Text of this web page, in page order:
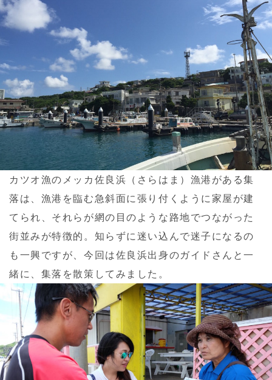
カツオ漁のメッカ佐良浜（さらはま）漁港がある集
落は、漁港を臨む急斜面に張り付くように家屋が建
てられ、それらが網の目のような路地でつながった
街並みが特徴的。知らずに迷い込んで迷子になるの
も一興ですが、今回は佐良浜出身のガイドさんと一
緒に、集落を散策してみました。